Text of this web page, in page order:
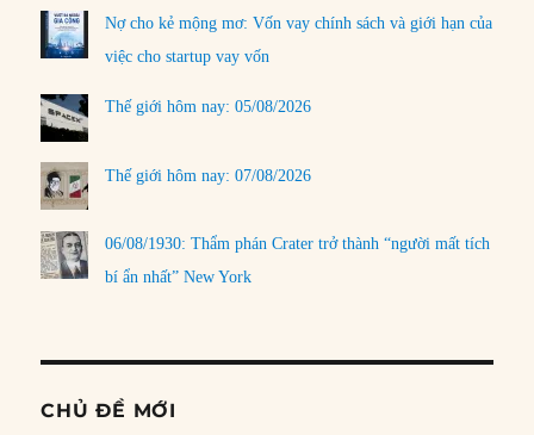
Nợ cho kẻ mộng mơ: Vốn vay chính sách và giới hạn của
việc cho startup vay vốn
Thế giới hôm nay: 05/08/2026
Thế giới hôm nay: 07/08/2026
06/08/1930: Thẩm phán Crater trở thành “người mất tích
bí ẩn nhất” New York
CHỦ ĐỀ MỚI